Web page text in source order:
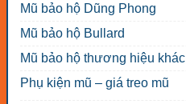
Mũ bảo hộ Dũng Phong
Mũ bảo hộ Bullard
Mũ bảo hộ thương hiệu khác
Phụ kiện mũ – giá treo mũ